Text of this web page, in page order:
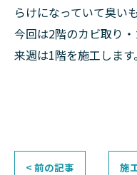
らけになっていて臭い
今回は2階のカビ取り
来週は1階を施工します。
< 前の記事 施